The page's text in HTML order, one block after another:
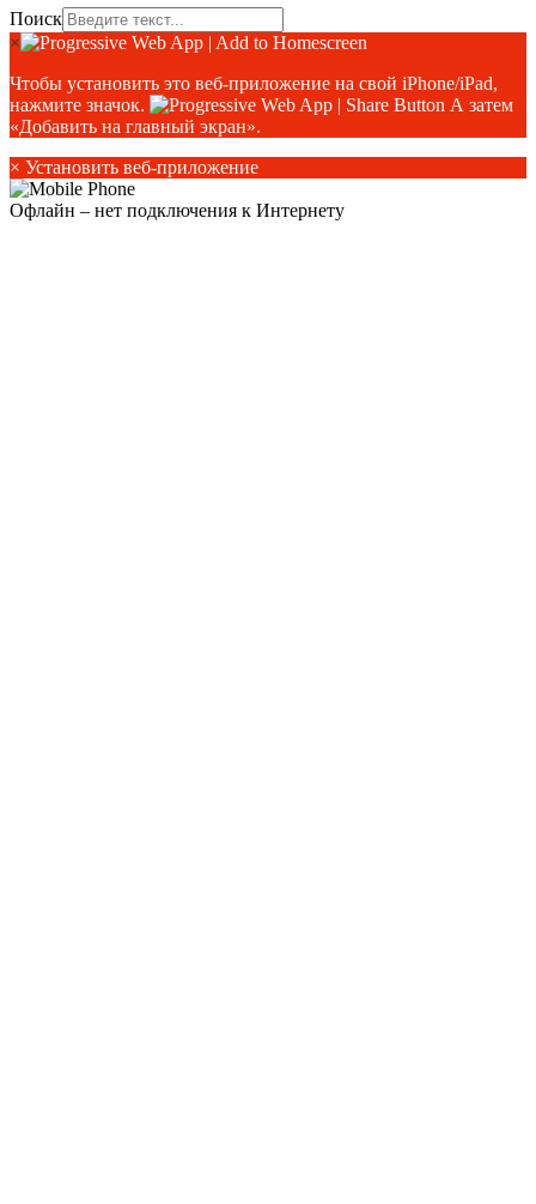
Поиск
×
Чтобы установить это веб-приложение на свой iPhone/iPad,
нажмите значок.
А затем
«Добавить на главный экран».
× Установить веб-приложение
Офлайн – нет подключения к Интернету